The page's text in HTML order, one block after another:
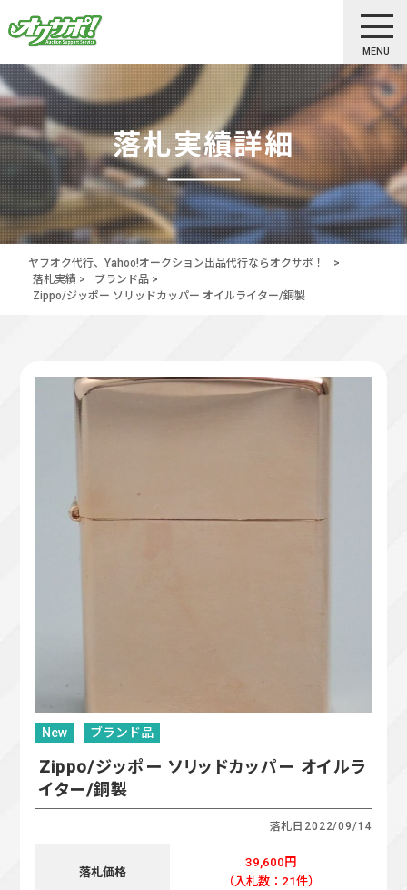
MENU
落札実績詳細
ヤフオク代行、Yahoo!オークション出品代行ならオクサポ！
>
落札実績 > ブランド品 >
Zippo/ジッポー ソリッドカッパー オイルライター/銅製
New ブランド品
Zippo/ジッポー ソリッドカッパー オイルラ
イター/銅製
落札日 2022/09/14
落札価格
39,600円
（入札数：21件）